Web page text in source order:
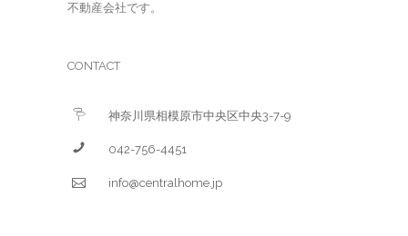
不動産会社です。
CONTACT
神奈川県相模原市中央区中央3-7-9
042-756-4451
info@centralhome.jp